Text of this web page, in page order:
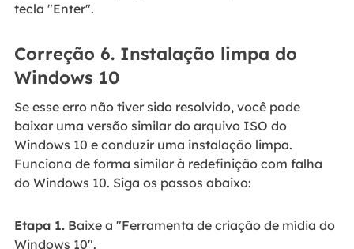
tecla "Enter".
Correção 6. Instalação limpa do
Windows 10
Se esse erro não tiver sido resolvido, você pode
baixar uma versão similar do arquivo ISO do
Windows 10 e conduzir uma instalação limpa.
Funciona de forma similar à redefinição com falha
do Windows 10. Siga os passos abaixo:
Etapa 1.Baixe a "Ferramenta de criação de mídia do
Windows 10".